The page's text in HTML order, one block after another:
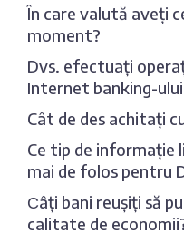
În care valută aveți
moment?
Dvs. efectuați
Internet banking-
Cât de des achitați
Ce tip de informație
mai de folos pentru
Сâți bani reușiți să
calitate de